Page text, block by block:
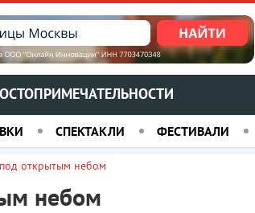
СПЕКТАКЛИ ФЕСТИВАЛИ
открытым небом
небом